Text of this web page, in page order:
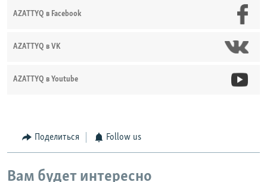
AZATTYQ в Facebook
AZATTYQ в VK
AZATTYQ в Youtube
Поделиться Follow us
Вам будет интересно